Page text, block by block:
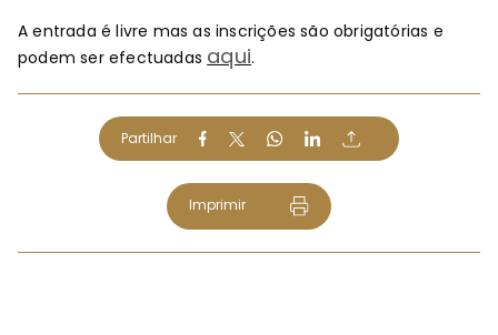
A entrada é livre mas as inscrições são obrigatórias e
podem ser efectuadas aqui.
Partilhar
Imprimir